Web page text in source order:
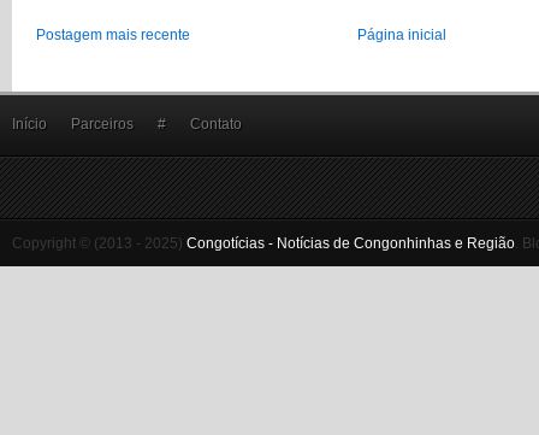
Postagem mais recente Página inicial
Início Parceiros # Contato
Copyright © (2013 - 2025) Congotícias - Notícias de Congonhinhas e Região.